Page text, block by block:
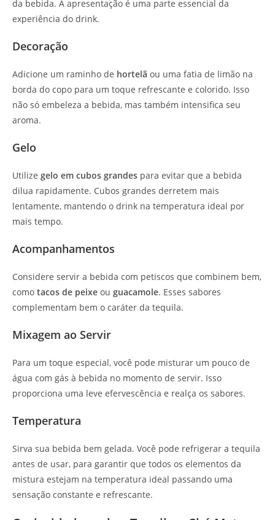
da bebida. A apresentação é uma parte essencial da
experiência do drink.
Decoração
Adicione um raminho de hortelã ou uma fatia de limão na
borda do copo para um toque refrescante e colorido. Isso
não só embeleza a bebida, mas também intensifica seu
aroma.
Gelo
Utilize gelo em cubos grandes para evitar que a bebida
dilua rapidamente. Cubos grandes derretem mais
lentamente, mantendo o drink na temperatura ideal por
mais tempo.
Acompanhamentos
Considere servir a bebida com petiscos que combinem bem,
como tacos de peixe ou guacamole. Esses sabores
complementam bem o caráter da tequila.
Mixagem ao Servir
Para um toque especial, você pode misturar um pouco de
água com gás à bebida no momento de servir. Isso
proporciona uma leve efervescência e realça os sabores.
Temperatura
Sirva sua bebida bem gelada. Você pode refrigerar a tequila
antes de usar, para garantir que todos os elementos da
mistura estejam na temperatura ideal passando uma
sensação constante e refrescante.